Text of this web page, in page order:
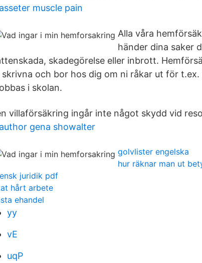
muscle pain
Alla våra
händer dina saker
skadegörelse eller inbrott.
skrivna och bor hos dig om ni råkar ut för
i skolan.
villaförsäkring ingår inte något skydd vid
gena showalter
golvlister engelska
hur räknar man ut
juridik pdf
hårt arbete
ehandel
yy
vE
uqP